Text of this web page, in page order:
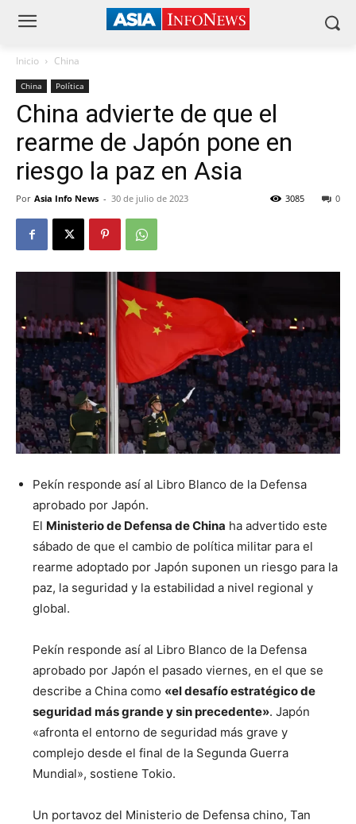
Inicio China
China Política
China advierte de que el
rearme de Japón pone en
riesgo la paz en Asia
Por Asia Info News - 30 de julio de 2023 0
3085
Pekín responde así al Libro Blanco de la Defensa
aprobado por Japón.
El Ministerio de Defensa de China ha advertido este
sábado de que el cambio de política militar para el
rearme adoptado por Japón suponen un riesgo para la
paz, la seguridad y la estabilidad a nivel regional y
global.
Pekín responde así al Libro Blanco de la Defensa
aprobado por Japón el pasado viernes, en el que se
describe a China como «el desafío estratégico de
seguridad más grande y sin precedente». Japón
«afronta el entorno de seguridad más grave y
complejo desde el final de la Segunda Guerra
Mundial», sostiene Tokio.
Un portavoz del Ministerio de Defensa chino, Tan